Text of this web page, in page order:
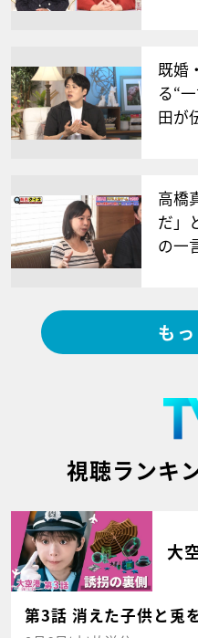
既婚
る“
田が
高橋
だ」
の一
も
視聴ランキ
大
第3話 消えた子供と兎